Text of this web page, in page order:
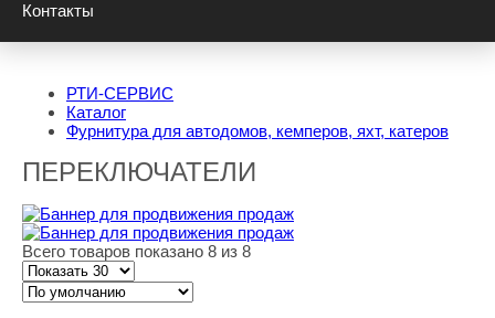
Контакты
РТИ-СЕРВИС
Каталог
Фурнитура для автодомов, кемперов, яхт, катеров
ПЕРЕКЛЮЧАТЕЛИ
Всего товаров показано 8 из 8